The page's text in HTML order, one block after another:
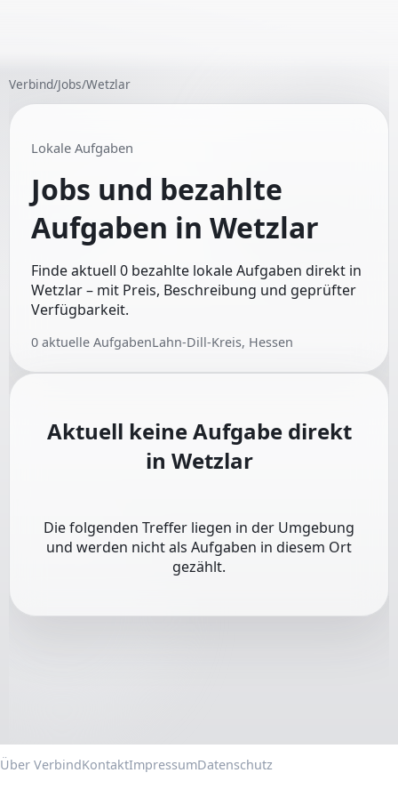
Verbind/Jobs/Wetzlar
Lokale Aufgaben
Jobs und bezahlte
Aufgaben in Wetzlar
Finde aktuell 0 bezahlte lokale Aufgaben direkt in
Wetzlar – mit Preis, Beschreibung und geprüfter
Verfügbarkeit.
0 aktuelle AufgabenLahn-Dill-Kreis, Hessen
Aktuell keine Aufgabe direkt
in Wetzlar
Die folgenden Treffer liegen in der Umgebung
und werden nicht als Aufgaben in diesem Ort
gezählt.
Über VerbindKontaktImpressumDatenschutz